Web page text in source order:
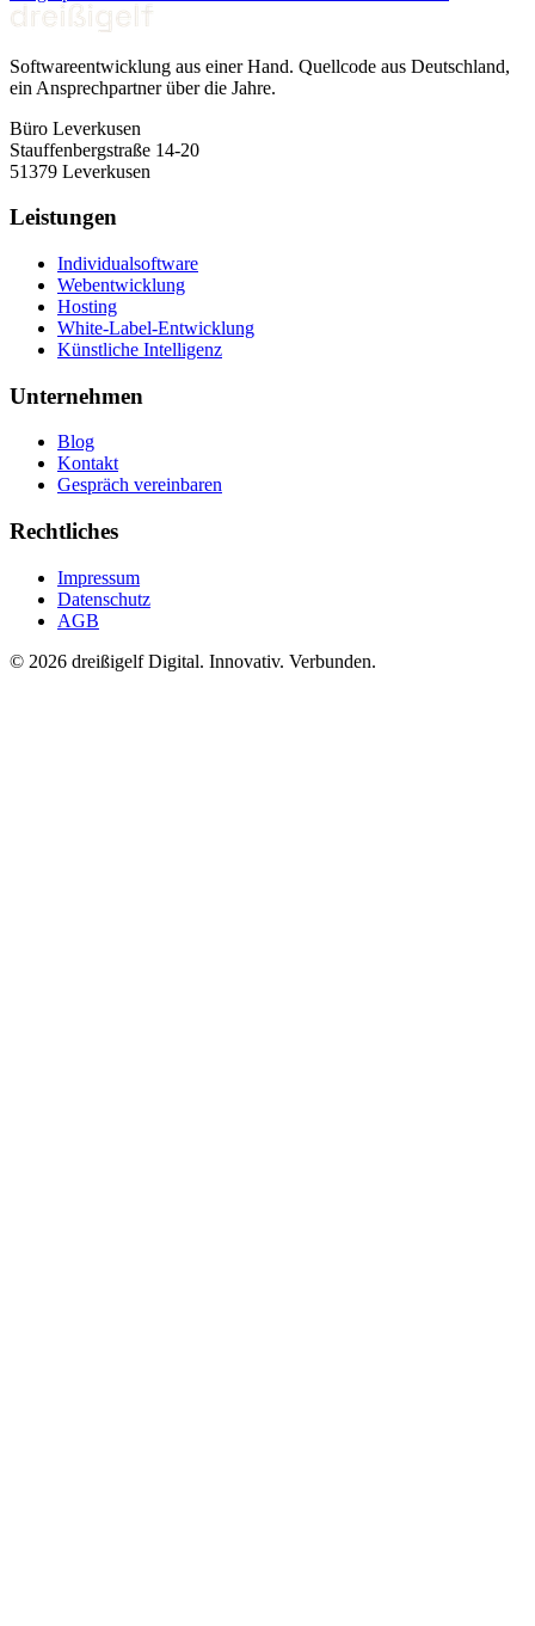
Softwareentwicklung aus einer Hand. Quellcode aus Deutschland,
ein Ansprechpartner über die Jahre.
Büro Leverkusen
Stauffenbergstraße 14-20
51379 Leverkusen
Leistungen
Individualsoftware
Webentwicklung
Hosting
White-Label-Entwicklung
Künstliche Intelligenz
Unternehmen
Blog
Kontakt
Gespräch vereinbaren
Rechtliches
Impressum
Datenschutz
AGB
© 2026 dreißigelfDigital. Innovativ. Verbunden.